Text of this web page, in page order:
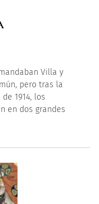
Villa y
pero tras la
1914, los
en dos grandes